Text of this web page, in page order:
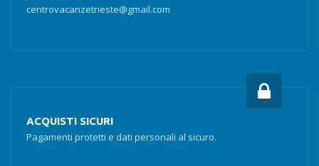
centrovacanzetrieste@gmail.com
ACQUISTI SICURI
Pagamenti protetti e dati personali al sicuro.